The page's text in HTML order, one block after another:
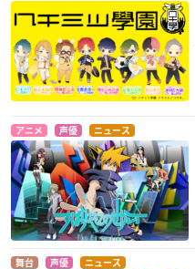
アニメ 声優 ニュース
舞台 声優 ニュース